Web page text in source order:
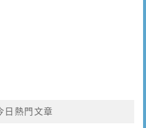
日熱門文章